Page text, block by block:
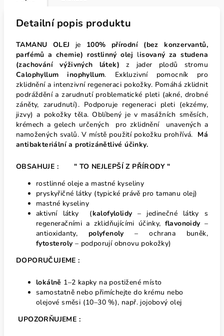
Detailní popis produktu
TAMANU OLEJ je 100% přírodní (bez konzervantů,
parfémů a chemie) rostlinný olej lisovaný za studena
(zachování výživných látek) z jader plodů stromu
Calophyllum inophyllum. Exkluzivní pomocník pro
zklidnění a intenzivní regeneraci pokožky. Pomáhá zklidnit
podráždění a zarudnutí problematické pleti (akné, drobné
záněty, zarudnutí). Podporuje regeneraci pleti (ekzémy,
jizvy) a pokožky těla. Oblíbený je v masážních směsích,
krémech a gelech určených pro zklidnění unavených a
namožených svalů. V místě použití pokožku prohřívá. Má
antibakteriální a protizánětlivé účinky.
OBSAHUJE : " TO NEJLEPŠÍ Z PŘÍRODY "
rostlinné oleje a mastné kyseliny
pryskyřičné látky (typické právě pro tamanu olej)
mastné kyseliny
aktivní látky (kalofylolidy – jedinečné látky s
regeneračními a zklidňujícími účinky, flavonoidy –
antioxidanty, polyfenoly – ochrana buněk,
fytosteroly – podporují obnovu pokožky)
DOPORUČUJEME :
lokálně 1–2 kapky na postižené místo
samostatně nebo přimíchejte do krému nebo
olejové směsi (10–30 %), např. jojobový olej
UPOZORŇUJEME :